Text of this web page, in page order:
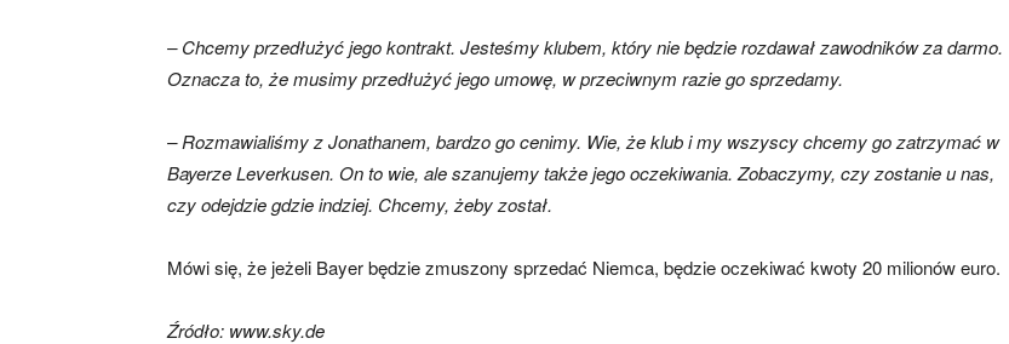
– Chcemy przedłużyć jego kontrakt. Jesteśmy klubem, który nie będzie rozdawał zawodników za darmo.
Oznacza to, że musimy przedłużyć jego umowę, w przeciwnym razie go sprzedamy.
– Rozmawialiśmy z Jonathanem, bardzo go cenimy. Wie, że klub i my wszyscy chcemy go zatrzymać w
Bayerze Leverkusen. On to wie, ale szanujemy także jego oczekiwania. Zobaczymy, czy zostanie u nas,
czy odejdzie gdzie indziej. Chcemy, żeby został.
Mówi się, że jeżeli Bayer będzie zmuszony sprzedać Niemca, będzie oczekiwać kwoty 20 milionów euro.
Źródło: www.sky.de